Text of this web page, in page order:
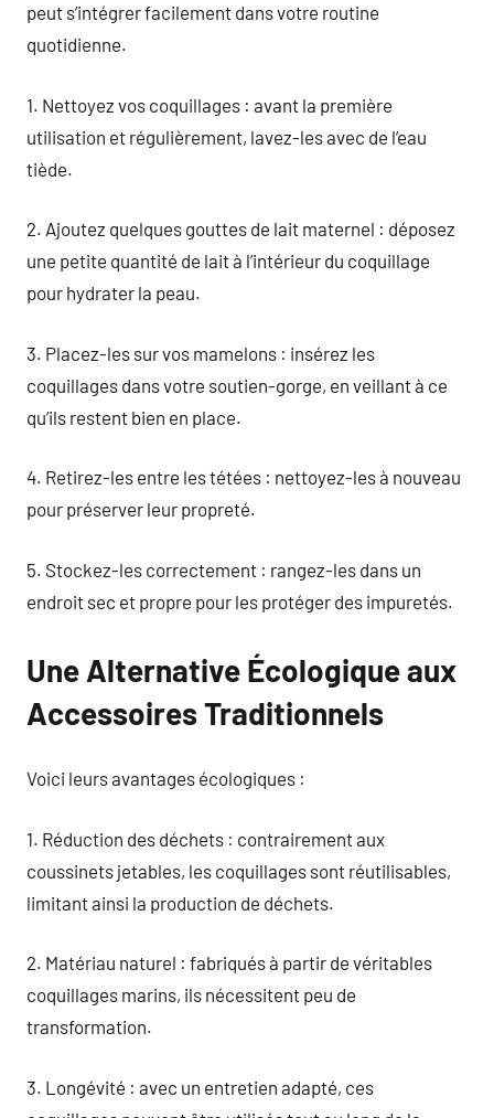
peut s’intégrer facilement dans votre routine
quotidienne.
1. Nettoyez vos coquillages : avant la première
utilisation et régulièrement, lavez-les avec de l’eau
tiède.
2. Ajoutez quelques gouttes de lait maternel : déposez
une petite quantité de lait à l’intérieur du coquillage
pour hydrater la peau.
3. Placez-les sur vos mamelons : insérez les
coquillages dans votre soutien-gorge, en veillant à ce
qu’ils restent bien en place.
4. Retirez-les entre les tétées : nettoyez-les à nouveau
pour préserver leur propreté.
5. Stockez-les correctement : rangez-les dans un
endroit sec et propre pour les protéger des impuretés.
Une Alternative Écologique aux
Accessoires Traditionnels
Voici leurs avantages écologiques :
1. Réduction des déchets : contrairement aux
coussinets jetables, les coquillages sont réutilisables,
limitant ainsi la production de déchets.
2. Matériau naturel : fabriqués à partir de véritables
coquillages marins, ils nécessitent peu de
transformation.
3. Longévité : avec un entretien adapté, ces